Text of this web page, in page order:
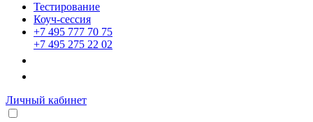
Тестирование
Коуч-сессия
+7 495 777 70 75
+7 495 275 22 02
Личный кабинет